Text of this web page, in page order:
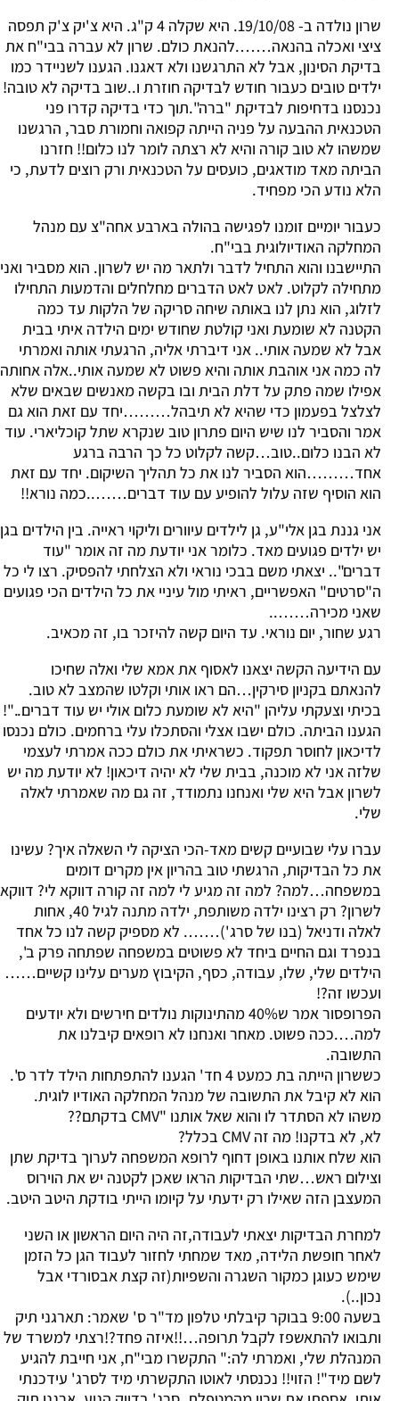
שרון נולדה ב- 19/10/08. היא שקלה 4 ק"ג. היא צ'יק צ'ק תפסה
ציצי ואכלה בהנאה…….להנאת כולם. שרון לא עברה בבי"ח את
בדיקת הסינון, אבל לא התרגשנו ולא דאגנו. הגענו לשניידר כמו
ילדים טובים כעבור חודש לבדיקה חוזרת ו..שוב בדיקה לא טובה!
נכנסנו בדחיפות לבדיקת "ברה".תוך כדי בדיקה קדרו פני
הטכנאית ההבעה על פניה הייתה קפואה וחמורת סבר, הרגשנו
שמשהו לא טוב קורה והיא לא רצתה לומר לנו כלום!! חזרנו
הביתה מאד מודאגים, כועסים על הטכנאית ורק רוצים לדעת, כי
הלא נודע הכי מפחיד.
כעבור יומיים זומנו לפגישה בהולה בארבע אחה"צ עם מנהל
המחלקה האודיולוגית בבי"ח.
התיישבנו והוא התחיל לדבר ולתאר מה יש לשרון. הוא מסביר ואני
מתחילה לקלוט. לאט לאט הדברים מחלחלים והדמעות התחילו
לזלוג, הוא נתן לנו באותה שיחה סריקה של הלקות עד כמה
הקטנה לא שומעת ואני קולטת שחודש ימים הילדה איתי בבית
אבל לא שמעה אותי.. אני דיברתי אליה, הרגעתי אותה ואמרתי
לה כמה אני אוהבת אותה והיא פשוט לא שמעה אותי..אלה אחותה
אפילו שמה פתק על דלת הבית ובו בקשה מאנשים שבאים שלא
לצלצל בפעמון כדי שהיא לא תיבהל………יחד עם זאת הוא גם
אמר והסביר לנו שיש היום פתרון טוב שנקרא שתל קוכליארי. עוד
לא הבנו כלום..טוב…קשה לקלוט כל כך הרבה ברגע
אחד………הוא הסביר לנו את כל תהליך השיקום. יחד עם זאת
הוא הוסיף שזה עלול להופיע עם עוד דברים……..כמה נורא!!
אני גננת בגן אלי"ע, גן לילדים עיוורים וליקוי ראייה. בין הילדים בגן
יש ילדים פגועים מאד. כלומר אני יודעת מה זה אומר "עוד
דברים".. יצאתי משם בבכי נוראי ולא הצלחתי להפסיק. רצו לי כל
ה"סרטים" האפשריים, ראיתי מול עיניי את כל הילדים הכי פגועים
שאני מכירה……..
רגע שחור, יום נוראי. עד היום קשה להיזכר בו, זה מכאיב.
עם הידיעה הקשה יצאנו לאסוף את אמא שלי ואלה שחיכו
להנאתם בקניון סירקין…הם ראו אותי וקלטו שהמצב לא טוב.
בכיתי וצעקתי עליהן "היא לא שומעת כלום אולי יש עוד דברים.."!
הגענו הביתה. כולם ישבו אצלי והסתכלו עלי ברחמים. כולם נכנסו
לדיכאון לחוסר תפקוד. כשראיתי את כולם ככה אמרתי לעצמי
שלזה אני לא מוכנה, בבית שלי לא יהיה דיכאון! לא יודעת מה יש
לשרון אבל היא שלי ואנחנו נתמודד, זה גם מה שאמרתי לאלה
שלי.
עברו עלי שבועיים קשים מאד-הכי הציקה לי השאלה איך? עשינו
את כל הבדיקות, הרגשתי טוב בהריון אין מקרים דומים
במשפחה…למה? למה זה מגיע לי למה זה קורה דווקא לי? דווקא
לשרון? רק רצינו ילדה משותפת, ילדה מתנה לגיל 40, אחות
לאלה ודניאל (בנו של סרג')……. לא מספיק קשה לנו כל אחד
בנפרד וגם החיים ביחד לא פשוטים במשפחה שפתחה פרק ב',
הילדים שלי, שלו, עבודה, כסף, הקיבוץ מערים עלינו קשיים……
ועכשו זה?!
הפרופסור אמר ש40% מהתינוקות נולדים חירשים ולא יודעים
למה….ככה פשוט. מאחר ואנחנו לא רופאים קיבלנו את
התשובה.
כששרון הייתה בת כמעט 4 חד' הגענו להתפתחות הילד לדר ס'.
הוא לא קיבל את התשובה של מנהל המחלקה האודיו לוגית.
משהו לא הסתדר לו והוא שאל אותנו "CMV בדקתם??
לא, לא בדקנו! מה זה CMV בכלל?
הוא שלח אותנו באופן דחוף לרופא המשפחה לערוך בדיקת שתן
וצילום ראש…שתי הבדיקות הראו שאכן לקטנה יש את הוירוס
המעצבן הזה שאילו רק ידעתי על קיומו הייתי בודקת היטב היטב.
למחרת הבדיקות יצאתי לעבודה,זה היה היום הראשון או השני
לאחר חופשת הלידה, מאד שמחתי לחזור לעבוד הגן כל הזמן
שימש כעוגן כמקור השגרה והשפיות(זה קצת אבסורדי אבל
נכון..).
בשעה 9:00 בבוקר קיבלתי טלפון מד"ר ס' שאמר: תארגני תיק
ותבואו להתאשפז לקבל תרופה…!!איזה פחד?!רצתי למשרד של
המנהלת שלי, ואמרתי לה:" התקשרו מבי"ח, אני חייבת להגיע
לשם מיד"! הזוי!! נכנסתי לאוטו התקשרתי מיד לסרג' עידכנתי